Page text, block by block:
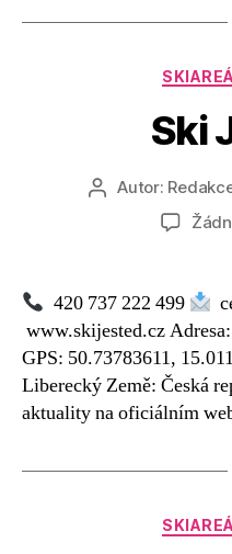
Ski
Autor
příspěvku
Autor:
420 737 222 499
www.skijested.cz
GPS: 50.73783611,
Liberecký Země: Česká
aktuality na oficiálním